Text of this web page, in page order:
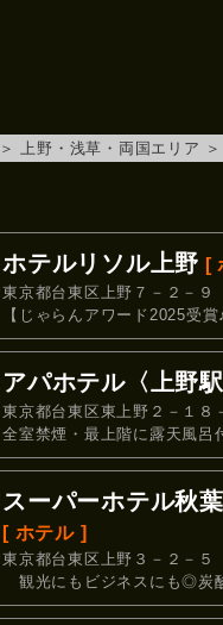
＞上野・浅草・両国エリア ＞
ホテルリソル上野 [
東京都台東区上野７－２－９
【じゃらんアワード2025受
アパホテル〈上野駅
東京都台東区東上野２－１８
全室禁煙・最上階に露天風呂
スーパーホテル秋
[ ホテル ]
東京都台東区上野３－２－５
観光にもビジネスにも◎炭